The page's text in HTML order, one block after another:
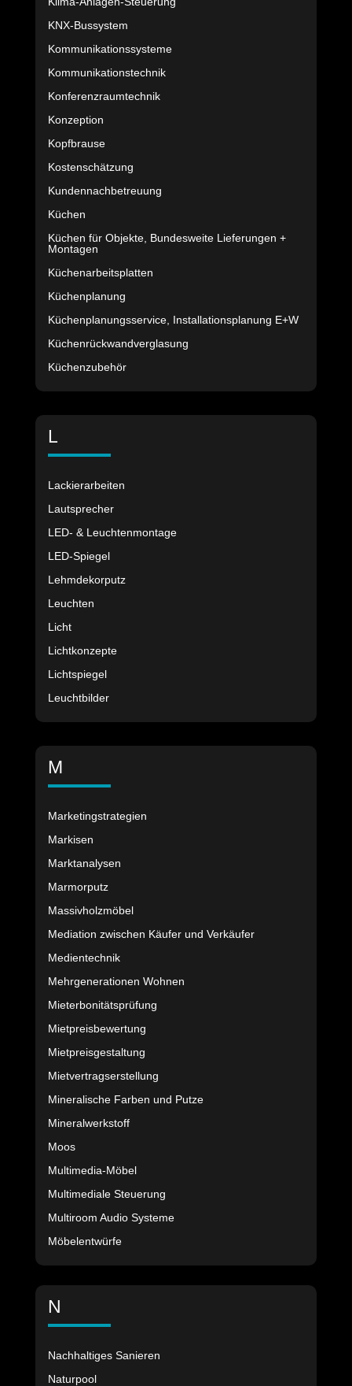
KNX-Bussystem
Kommunikationssysteme
Kommunikationstechnik
Konferenzraumtechnik
Konzeption
Kopfbrause
Kostenschätzung
Kundennachbetreuung
Küchen
Küchen für Objekte, Bundesweite Lieferungen +
Montagen
Küchenarbeitsplatten
Küchenplanung
Küchenplanungsservice, Installationsplanung E+W
Küchenrückwandverglasung
Küchenzubehör
L
Lackierarbeiten
Lautsprecher
LED- & Leuchtenmontage
LED-Spiegel
Lehmdekorputz
Leuchten
Licht
Lichtkonzepte
Lichtspiegel
Leuchtbilder
M
Marketingstrategien
Markisen
Marktanalysen
Marmorputz
Massivholzmöbel
Mediation zwischen Käufer und Verkäufer
Medientechnik
Mehrgenerationen Wohnen
Mieterbonitätsprüfung
Mietpreisbewertung
Mietpreisgestaltung
Mietvertragserstellung
Mineralische Farben und Putze
Mineralwerkstoff
Moos
Multimedia-Möbel
Multimediale Steuerung
Multiroom Audio Systeme
Möbelentwürfe
N
Nachhaltiges Sanieren
Naturpool